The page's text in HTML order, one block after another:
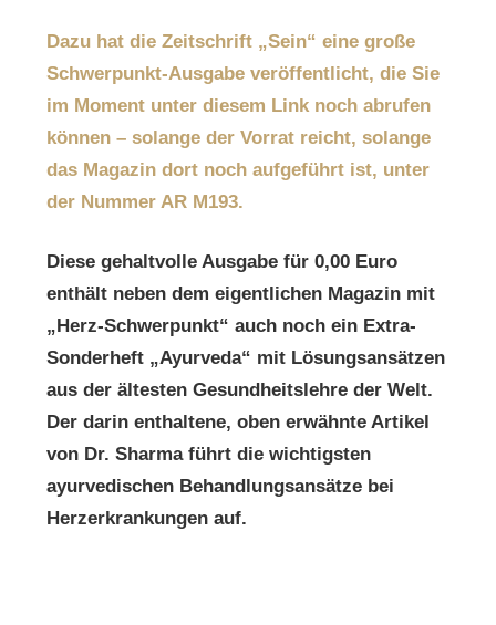
Dazu hat die Zeitschrift „Sein“ eine große
Schwerpunkt-Ausgabe veröffentlicht, die Sie
im Moment unter diesem Link noch abrufen
können – solange der Vorrat reicht, solange
das Magazin dort noch aufgeführt ist, unter
der Nummer AR M193.
Diese gehaltvolle Ausgabe für 0,00 Euro
enthält neben dem eigentlichen Magazin mit
„Herz-Schwerpunkt“ auch noch ein Extra-
Sonderheft „Ayurveda“ mit Lösungsansätzen
aus der ältesten Gesundheitslehre der Welt.
Der darin enthaltene, oben erwähnte Artikel
von Dr. Sharma führt die wichtigsten
ayurvedischen Behandlungsansätze bei
Herzerkrankungen auf.